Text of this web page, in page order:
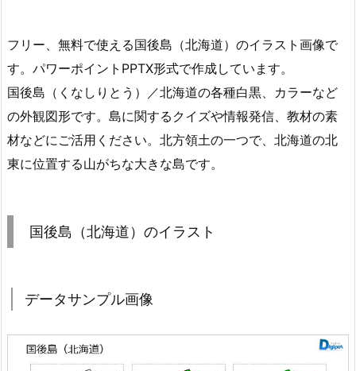
フリー、無料で使える国後島（北海道）のイラスト画像で
す。パワーポイントPPTX形式で作成しています。
国後島（くなしりとう）／北海道の各種白黒、カラーなど
の外観図形です。島に関するクイズや情報発信、教材の素
材などにご活用ください。北方領土の一つで、北海道の北
東に位置する山がちな大きな島です。
国後島（北海道）のイラスト
データサンプル画像